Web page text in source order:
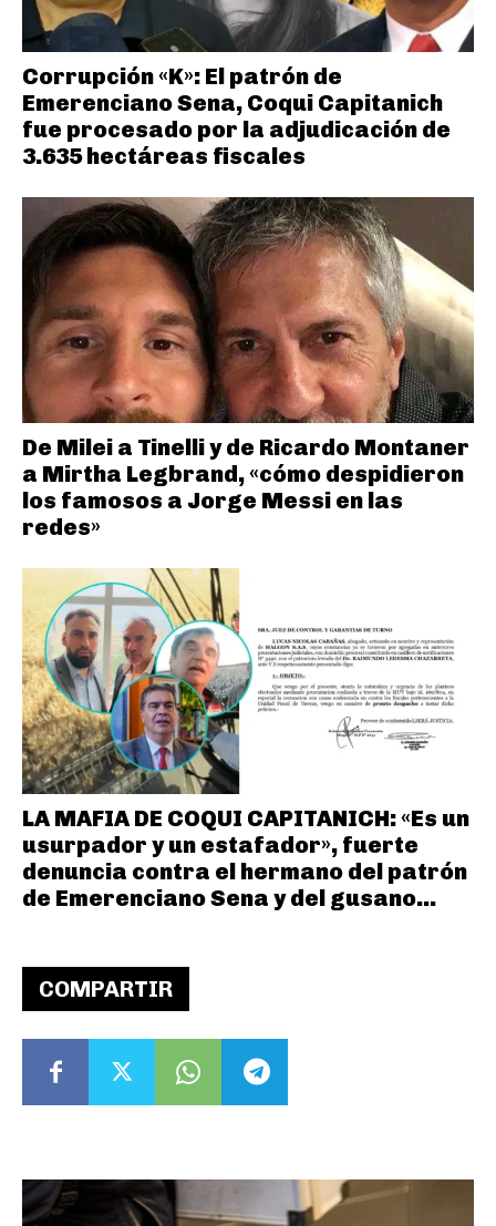
COMPARTIR
Corrupción «K»: El patrón de
Emerenciano Sena, Coqui Capitanich
fue procesado por la adjudicación de
3.635 hectáreas fiscales
De Milei a Tinelli y de Ricardo Montaner
a Mirtha Legbrand, «cómo despidieron
los famosos a Jorge Messi en las
redes»
LA MAFIA DE COQUI CAPITANICH: «Es un
usurpador y un estafador», fuerte
denuncia contra el hermano del patrón
de Emerenciano Sena y del gusano...